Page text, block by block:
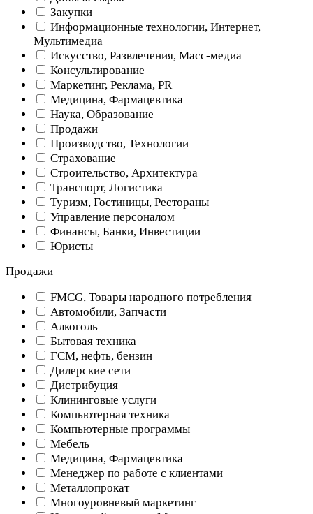
Закупки
Информационные технологии, Интернет,
Мультимедиа
Искусство, Развлечения, Масс-медиа
Консультирование
Маркетинг, Реклама, PR
Медицина, Фармацевтика
Наука, Образование
Продажи
Производство, Технологии
Страхование
Строительство, Архитектура
Транспорт, Логистика
Туризм, Гостиницы, Рестораны
Управление персоналом
Финансы, Банки, Инвестиции
Юристы
Продажи
FMCG, Товары народного потребления
Автомобили, Запчасти
Алкоголь
Бытовая техника
ГСМ, нефть, бензин
Дилерские сети
Дистрибуция
Клининговые услуги
Компьютерная техника
Компьютерные программы
Мебель
Медицина, Фармацевтика
Менеджер по работе с клиентами
Металлопрокат
Многоуровневый маркетинг